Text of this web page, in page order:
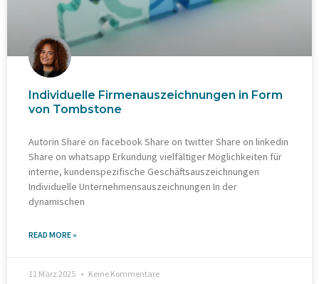
Individuelle Firmenauszeichnungen in Form
von Tombstone
Autorin Share on facebook Share on twitter Share on linkedin
Share on whatsapp Erkundung vielfältiger Möglichkeiten für
interne, kundenspezifische Geschäftsauszeichnungen
Individuelle Unternehmensauszeichnungen In der
dynamischen
READ MORE »
11 März 2025 Keine Kommentare